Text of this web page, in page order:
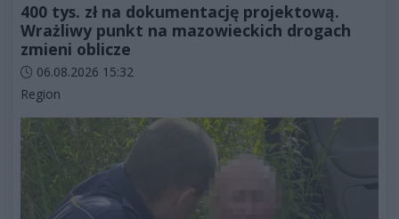
400 tys. zł na dokumentację projektową.
Wrażliwy punkt na mazowieckich drogach
zmieni oblicze
Data dodania artykułu:
06.08.2026 15:32
Kategorie artykułu:
Region